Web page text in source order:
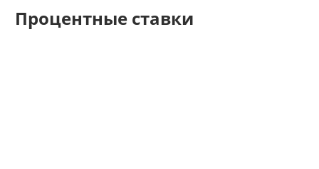
Процентные ставки